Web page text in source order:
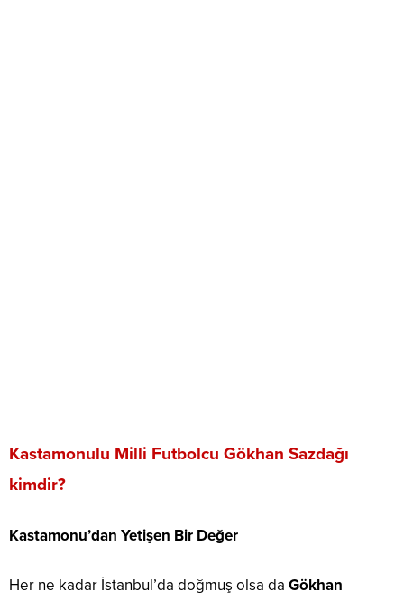
Kastamonulu Milli Futbolcu Gökhan Sazdağı
kimdir?
Kastamonu’dan Yetişen Bir Değer
Her ne kadar İstanbul’da doğmuş olsa da Gökhan